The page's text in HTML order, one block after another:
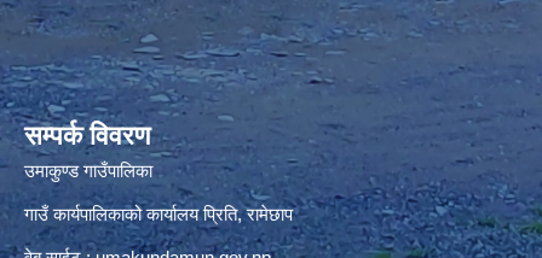
premium bootstrap themes
सम्पर्क विवरण
उमाकुण्ड गाउँपालिका
गाउँ कार्यपालिकाको कार्यालय प्रिति, रामेछाप